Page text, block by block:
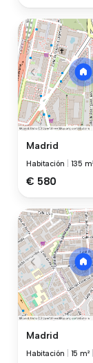
Madrid
Habitación 135
€ 580
Madrid
Habitación 15 m²